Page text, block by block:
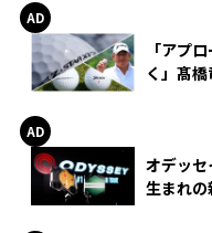
「アプ
く」髙
オデッ
生まれ